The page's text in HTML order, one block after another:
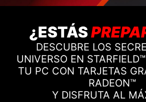
¿ESTÁS
DESCUBRE LOS
UNIVERSO EN
TU PC CON TARJETAS
RADEON™
Y DISFRUTA AL